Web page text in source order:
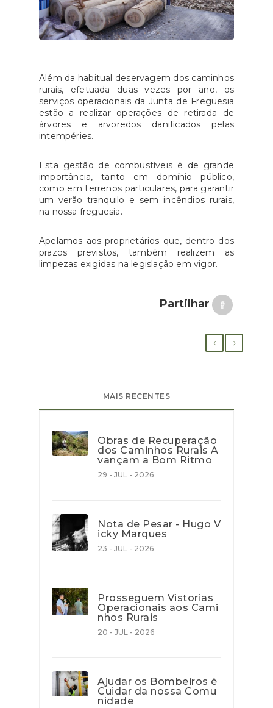
Além da habitual deservagem dos caminhos
rurais, efetuada duas vezes por ano, os
serviços operacionais da Junta de Freguesia
estão a realizar operações de retirada de
árvores e arvoredos danificados pelas
intempéries.
Esta gestão de combustíveis é de grande
importância, tanto em domínio público,
como em terrenos particulares, para garantir
um verão tranquilo e sem incêndios rurais,
na nossa freguesia.
Apelamos aos proprietários que, dentro dos
prazos previstos, também realizem as
limpezas exigidas na legislação em vigor.
Partilhar
MAIS RECENTES
Obras de Recuperação
dos Caminhos Rurais A
vançam a Bom Ritmo
29 - JUL - 2026
Nota de Pesar - Hugo V
icky Marques
23 - JUL - 2026
Prosseguem Vistorias
Operacionais aos Cami
nhos Rurais
20 - JUL - 2026
Ajudar os Bombeiros é
Cuidar da nossa Comu
nidade